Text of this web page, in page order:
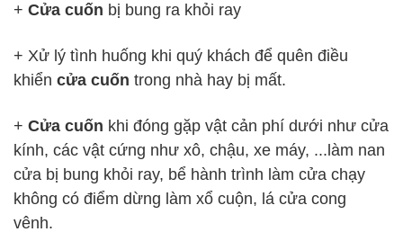
+ Cửa cuốn bị bung ra khỏi ray
+ Xử lý tình huống khi quý khách để quên điều
khiển cửa cuốn trong nhà hay bị mất.
+ Cửa cuốn khi đóng gặp vật cản phí dưới như cửa
kính, các vật cứng như xô, chậu, xe máy, ...làm nan
cửa bị bung khỏi ray, bể hành trình làm cửa chạy
không có điểm dừng làm xổ cuộn, lá cửa cong
vênh.